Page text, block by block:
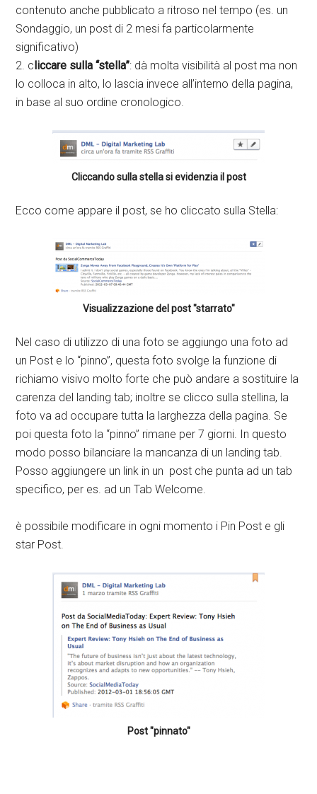
contenuto anche pubblicato a ritroso nel tempo (es. un
Sondaggio, un post di 2 mesi fa particolarmente
significativo)
2. c liccare sulla “stella”: dà molta visibilità al post ma non
lo colloca in alto, lo lascia invece all’interno della pagina,
in base al suo ordine cronologico.
Cliccando sulla stella si evidenzia il post
Ecco come appare il post, se ho cliccato sulla Stella:
Visualizzazione del post "starrato"
Nel caso di utilizzo di una foto se aggiungo una foto ad
un Post e lo “pinno”, questa foto svolge la funzione di
richiamo visivo molto forte che può andare a sostituire la
carenza del landing tab; inoltre se clicco sulla stellina, la
foto va ad occupare tutta la larghezza della pagina. Se
poi questa foto la “pinno” rimane per 7 giorni. In questo
modo posso bilanciare la mancanza di un landing tab.
Posso aggiungere un link in un post che punta ad un tab
specifico, per es. ad un Tab Welcome.
è possibile modificare in ogni momento i Pin Post e gli
star Post.
Post "pinnato"